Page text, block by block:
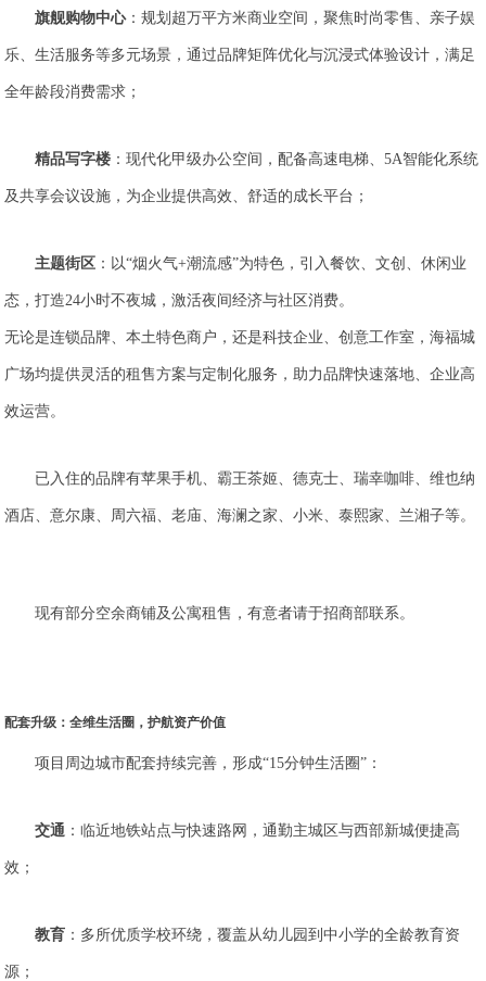
旗舰购物中心：规划超万平方米商业空间，聚焦时尚零售、亲子娱
乐、生活服务等多元场景，通过品牌矩阵优化与沉浸式体验设计，满足
全年龄段消费需求；
精品写字楼 ：现代化甲级办公空间，配备高速电梯、5A智能化系统
及共享会议设施，为企业提供高效、舒适的成长平台；
主题街区 ：以“烟火气+潮流感”为特色，引入餐饮、文创、休闲业
态，打造24小时不夜城，激活夜间经济与社区消费。
无论是连锁品牌、本土特色商户，还是科技企业、创意工作室，海福城
广场均提供灵活的租售方案与定制化服务，助力品牌快速落地、企业高
效运营。
已入住的品牌有苹果手机、霸王茶姬、德克士、瑞幸咖啡、维也纳
酒店、意尔康、周六福、老庙、海澜之家、小米、泰熙家、兰湘子等。
现有部分空余商铺及公寓租售，有意者请于招商部联系。
配套升级：全维生活圈，护航资产价值
项目周边城市配套持续完善，形成“15分钟生活圈”：
交通 ：临近地铁站点与快速路网，通勤主城区与西部新城便捷高
效；
教育 ：多所优质学校环绕，覆盖从幼儿园到中小学的全龄教育资
源；